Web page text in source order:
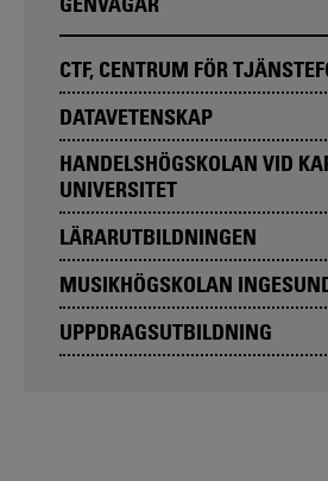
CTF, CENTRUM FÖR
DATAVETENSKAP
HANDELSHÖGSKOLAN VID
UNIVERSITET
LÄRARUTBILDNINGEN
MUSIKHÖGSKOLAN
UPPDRAGSUTBILDNING